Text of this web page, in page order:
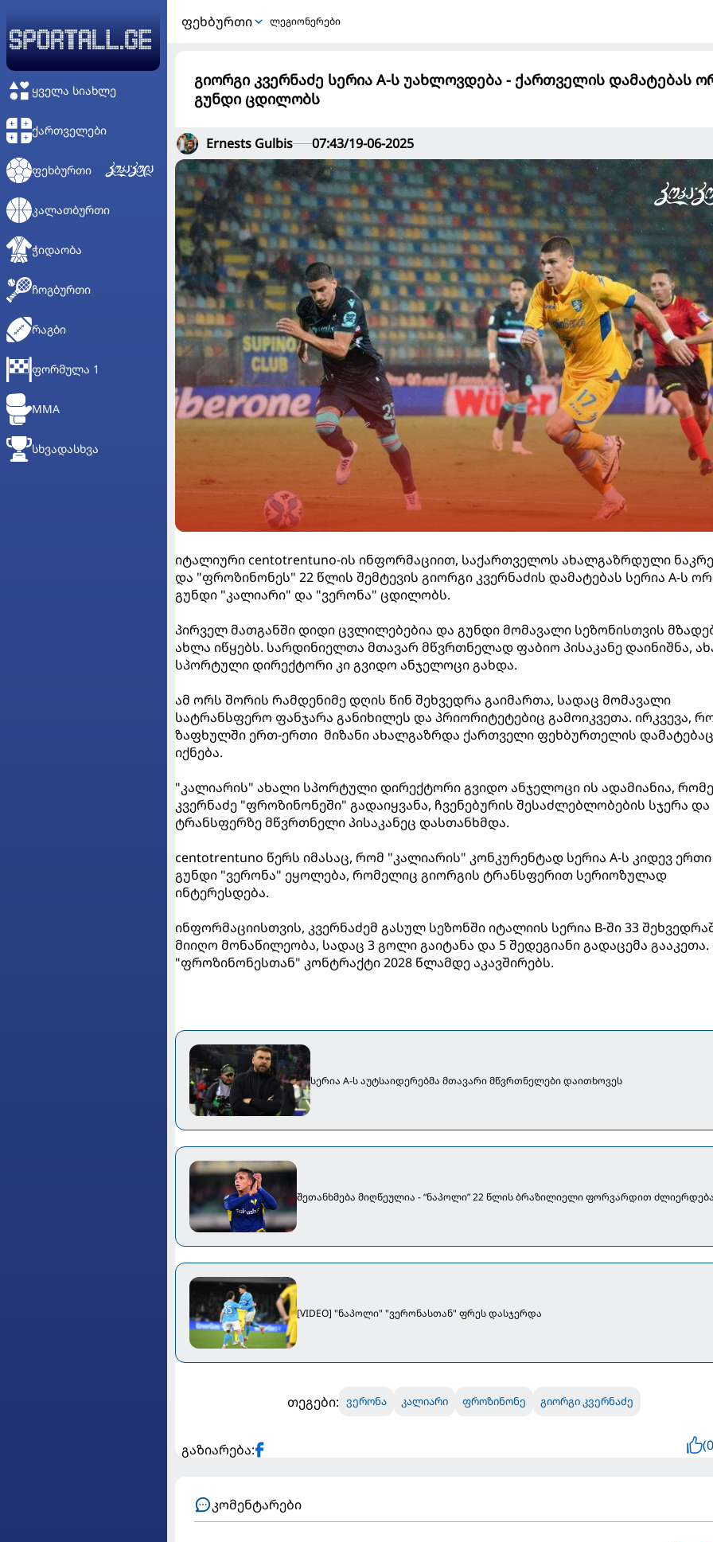
ᲧᲕᲔᲚᲐ ᲡᲘᲐᲮᲚᲔ
ᲥᲐᲠᲗᲕᲔᲚᲔᲑᲘ
ᲤᲔᲮᲑᲣᲠᲗᲘ
ᲙᲐᲚᲐᲗᲑᲣᲠᲗᲘ
ᲭᲘᲓᲐᲝᲑᲐ
ᲩᲝᲒᲑᲣᲠᲗᲘ
ᲠᲐᲒᲑᲘ
ᲤᲝᲠᲛᲣᲚᲐ 1
MMA
ᲡᲮᲕᲐᲓᲐᲡᲮᲕᲐ
ᲤᲔᲮᲑᲣᲠᲗᲘ ლეგიონერები
გიორგი კვერნაძე სერია A-ს უახლოვდება - ქართველის დამატებას
გუნდი ცდილობს
Ernests Gulbis 07:43/19-06-2025
იტალიური centotrentuno-ის ინფორმაციით, საქართველოს ახალგაზრდული
და "ფროზინონეს" 22 წლის შემტევის გიორგი კვერნაძის დამატებას სერია A-ს
გუნდი "კალიარი" და "ვერონა" ცდილობს.
პირველ მათგანში დიდი ცვლილებებია და გუნდი მომავალი სეზონისთვის
ახლა იწყებს. სარდინიელთა მთავარ მწვრთნელად ფაბიო პისაკანე დაინიშნა,
სპორტული დირექტორი კი გვიდო ანჯელოცი გახდა.
ამ ორს შორის რამდენიმე დღის წინ შეხვედრა გაიმართა, სადაც მომავალი
სატრანსფერო ფანჯარა განიხილეს და პრიორიტეტებიც გამოიკვეთა. ირკვევა,
ზაფხულში ერთ-ერთი მიზანი ახალგაზრდა ქართველი ფეხბურთელის დამატებაც
იქნება.
"კალიარის" ახალი სპორტული დირექტორი გვიდო ანჯელოცი ის ადამიანია,
კვერნაძე "ფროზინონეში" გადაიყვანა, ჩვენებურის შესაძლებლობების სჯერა და
ტრანსფერზე მწვრთნელი პისაკანეც დასთანხმდა.
centotrentuno წერს იმასაც, რომ "კალიარის" კონკურენტად სერია A-ს კიდევ ერთი
გუნდი "ვერონა" ეყოლება, რომელიც გიორგის ტრანსფერით სერიოზულად
ინტერესდება.
ინფორმაციისთვის, კვერნაძემ გასულ სეზონში იტალიის სერია B-ში 33
მიიღო მონაწილეობა, სადაც 3 გოლი გაიტანა და 5 შედეგიანი გადაცემა გააკეთა.
"ფროზინონესთან" კონტრაქტი 2028 წლამდე აკავშირებს.
სერია A-ს აუტსაიდერებმა მთავარი მწვრთნელები დაითხოვეს
შეთანხმება მიღწეულია - “ნაპოლი” 22 წლის ბრაზილიელი ფორვარდით
[VIDEO] "ნაპოლი" "ვერონასთან" ფრეს დასჯერდა
თეგები: ვერონა კალიარი ფროზინონე გიორგი კვერნაძე
გაზიარება:
კომენტარები